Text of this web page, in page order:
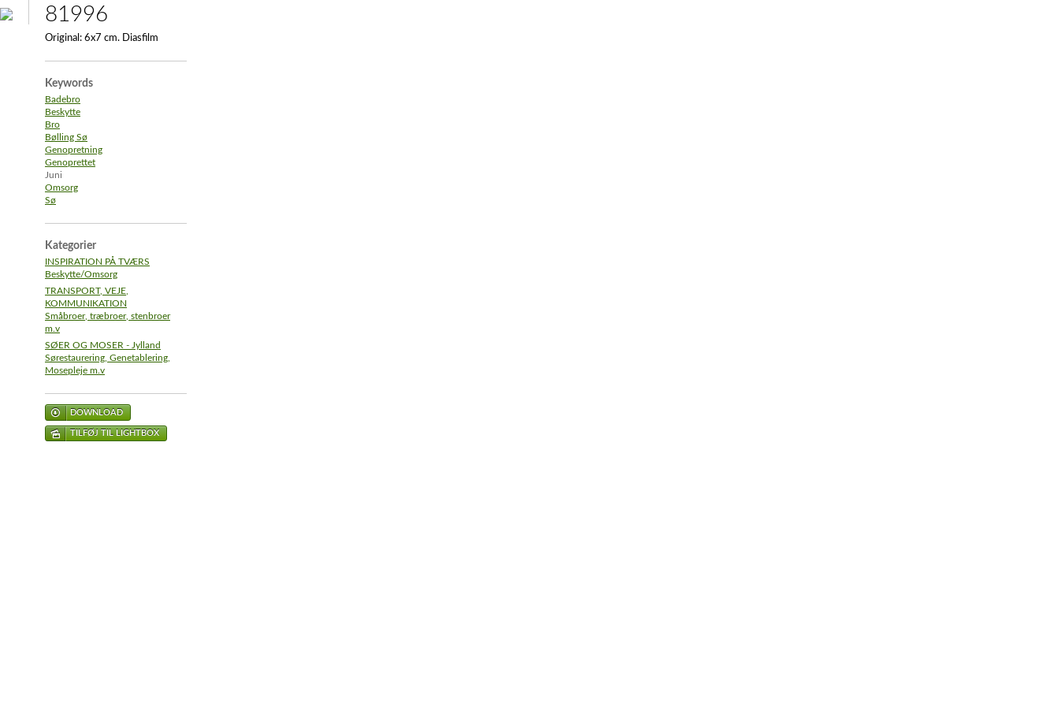
81996
Original: 6x7 cm. Diasfilm
Keywords
Badebro
Beskytte
Bro
Bølling Sø
Genopretning
Genoprettet
Juni
Omsorg
Sø
Kategorier
INSPIRATION PÅ TVÆRS
Beskytte/Omsorg
TRANSPORT, VEJE,
KOMMUNIKATION
Småbroer, træbroer, stenbroer
m.v
SØER OG MOSER - Jylland
Sørestaurering, Genetablering,
Mosepleje m.v
DOWNLOAD
TILFØJ TIL LIGHTBOX